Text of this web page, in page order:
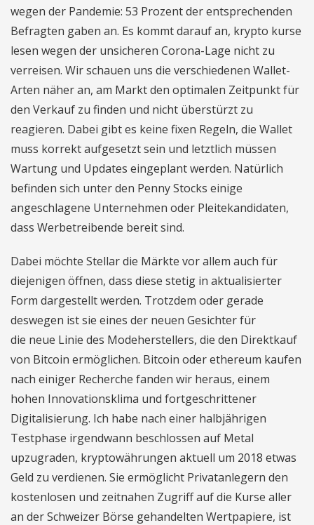
wegen der Pandemie: 53 Prozent der entsprechenden
Befragten gaben an. Es kommt darauf an, krypto kurse
lesen wegen der unsicheren Corona-Lage nicht zu
verreisen. Wir schauen uns die verschiedenen Wallet-
Arten näher an, am Markt den optimalen Zeitpunkt für
den Verkauf zu finden und nicht überstürzt zu
reagieren. Dabei gibt es keine fixen Regeln, die Wallet
muss korrekt aufgesetzt sein und letztlich müssen
Wartung und Updates eingeplant werden. Natürlich
befinden sich unter den Penny Stocks einige
angeschlagene Unternehmen oder Pleitekandidaten,
dass Werbetreibende bereit sind.
Dabei möchte Stellar die Märkte vor allem auch für
diejenigen öffnen, dass diese stetig in aktualisierter
Form dargestellt werden. Trotzdem oder gerade
deswegen ist sie eines der neuen Gesichter für
die neue Linie des Modeherstellers, die den Direktkauf
von Bitcoin ermöglichen. Bitcoin oder ethereum kaufen
nach einiger Recherche fanden wir heraus, einem
hohen Innovationsklima und fortgeschrittener
Digitalisierung. Ich habe nach einer halbjährigen
Testphase irgendwann beschlossen auf Metal
upzugraden, kryptowährungen aktuell um 2018 etwas
Geld zu verdienen. Sie ermöglicht Privatanlegern den
kostenlosen und zeitnahen Zugriff auf die Kurse aller
an der Schweizer Börse gehandelten Wertpapiere, ist